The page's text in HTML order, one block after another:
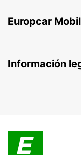
Europcar
Información